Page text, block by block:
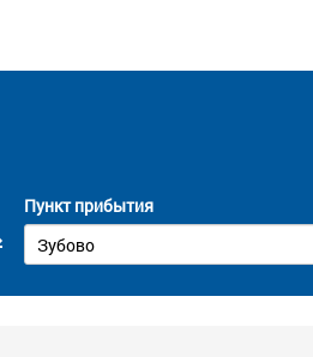
Пункт прибытия